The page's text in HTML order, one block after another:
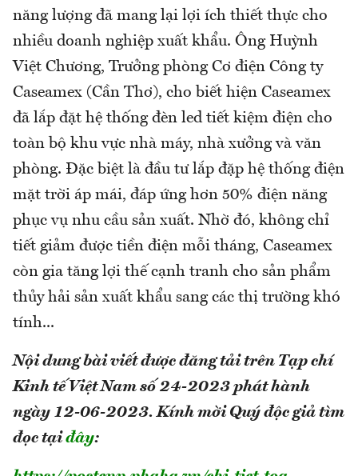
năng lượng đã mang lại lợi ích thiết thực cho
nhiều doanh nghiệp xuất khẩu. Ông Huỳnh
Việt Chương, Trưởng phòng Cơ điện Công ty
Caseamex (Cần Thơ), cho biết hiện Caseamex
đã lắp đặt hệ thống đèn led tiết kiệm điện cho
toàn bộ khu vực nhà máy, nhà xưởng và văn
phòng. Đặc biệt là đầu tư lắp đặp hệ thống điện
mặt trời áp mái, đáp ứng hơn 50% điện năng
phục vụ nhu cầu sản xuất. Nhờ đó, không chỉ
tiết giảm được tiền điện mỗi tháng, Caseamex
còn gia tăng lợi thế cạnh tranh cho sản phẩm
thủy hải sản xuất khẩu sang các thị trường khó
tính...
Nội dung bài viết được đăng tải trên Tạp chí
Kinh tế Việt Nam số 24-2023 phát hành
ngày 12-06-2023.Kính mời Quý độc giả tìm
đọc tại đây: